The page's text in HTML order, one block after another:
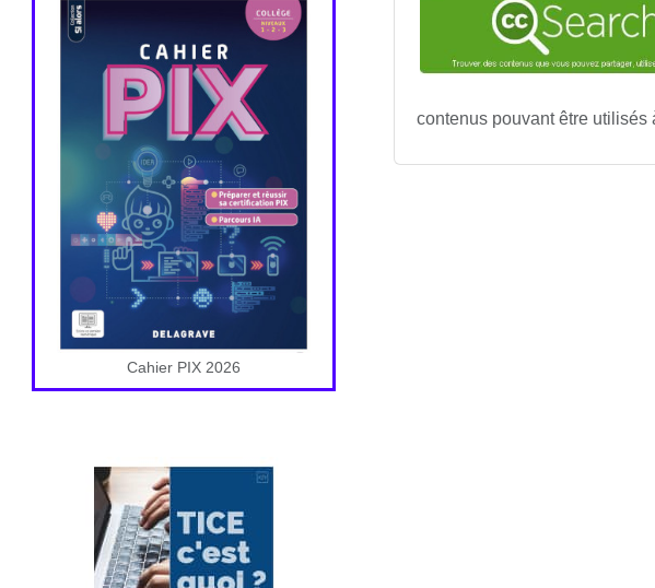
Cahier PIX 2026
contenus pouvant être utilisés